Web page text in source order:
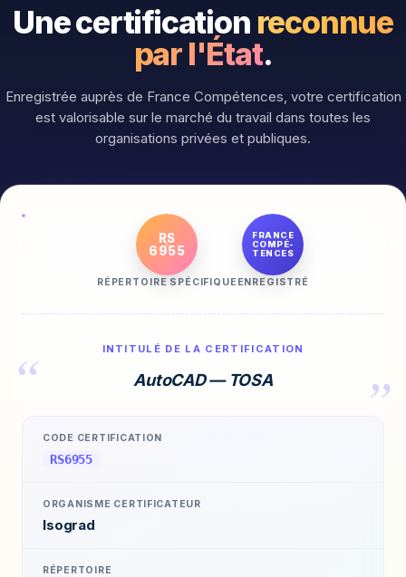
Une certification reconnue
par l'État.
Enregistrée auprès de France Compétences, votre certification
est valorisable sur le marché du travail dans toutes les
organisations privées et publiques.
RS
6955
RÉPERTOIRE SPÉCIFIQUE
FRANCE
COMPÉ-
TENCES
ENREGISTRÉ
INTITULÉ DE LA CERTIFICATION
AutoCAD — TOSA
CODE CERTIFICATION
RS6955
ORGANISME CERTIFICATEUR
Isograd
RÉPERTOIRE